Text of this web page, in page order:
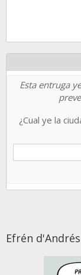
Esta entruga
¿Cual ye la
Efrén d'Andrés